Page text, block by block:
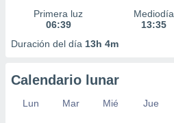
Primera luz
06:39
Mediodía
13:35
Duración del día 13h 4m
Calendario lunar
Lun Mar Mié Jue